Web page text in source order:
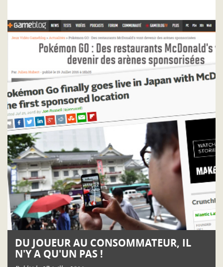
DU JOUEUR AU CONSOMMATEUR, IL
N'Y A QU'UN PAS !